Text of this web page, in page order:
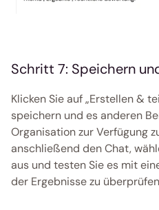
Schritt 7: Speichern
Klicken Sie auf „Erstellen &
speichern und es anderen
Organisation zur Verfügung
anschließend den Chat,
aus und testen Sie es mit
der Ergebnisse zu